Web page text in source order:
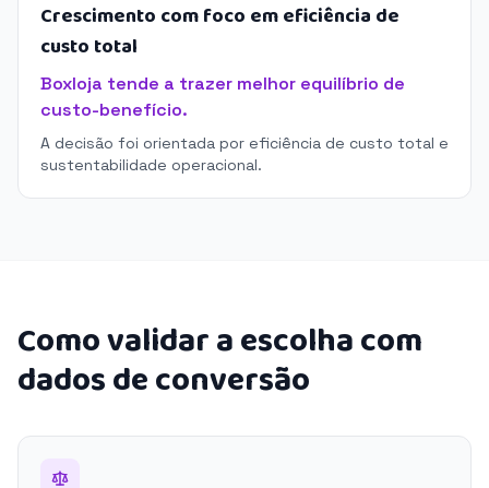
Crescimento com foco em eficiência de
custo total
Boxloja tende a trazer melhor equilíbrio de
custo-benefício.
A decisão foi orientada por eficiência de custo total e
sustentabilidade operacional.
Como validar a escolha com
dados de conversão